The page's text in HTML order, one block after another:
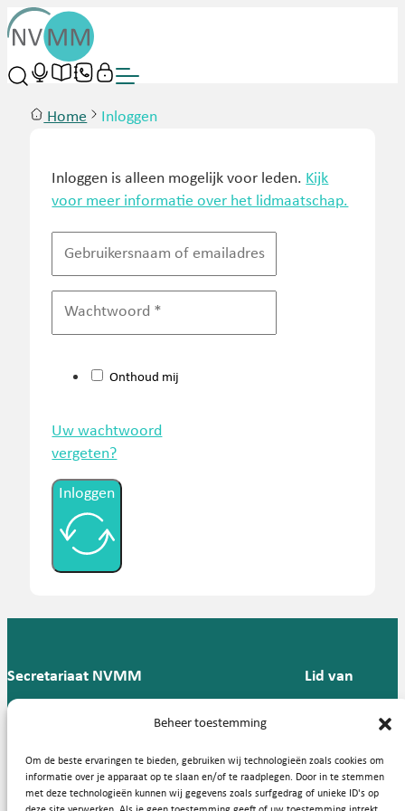
Beheer toestemming
Om de beste ervaringen te bieden, gebruiken wij technologieën zoals cookies om
informatie over je apparaat op te slaan en/of te raadplegen. Door in te stemmen
met deze technologieën kunnen wij gegevens zoals surfgedrag of unieke ID's op
Home Inloggen
Inloggen is alleen mogelijk voor leden. Kijk
voor meer informatie over het lidmaatschap.
Onthoud mij
Uw wachtwoord
vergeten?
Inloggen
Secretariaat NVMM
Groningen
T: 088 -
57
Lid van